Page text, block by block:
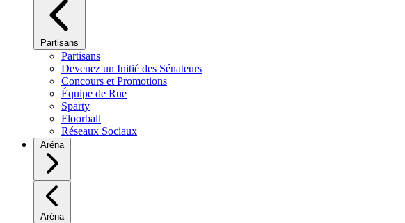
Partisans
Partisans
Devenez un Initié des Sénateurs
Concours et Promotions
Équipe de Rue
Sparty
Floorball
Réseaux Sociaux
Aréna
Aréna